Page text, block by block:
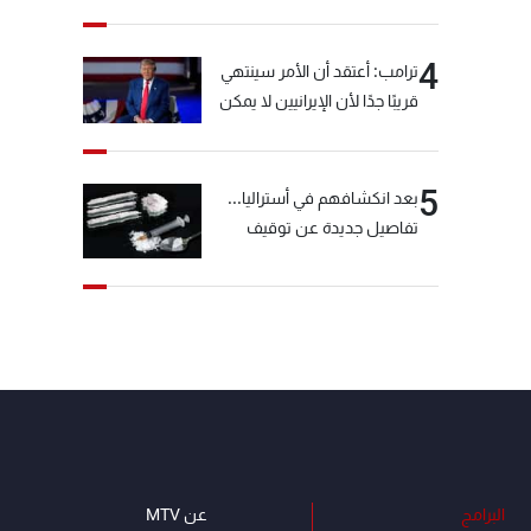
4ترامب: أعتقد أن الأمر سينتهي
قريبًا جدًا لأن الإيرانيين لا يمكن
5بعد انكشافهم في أستراليا...
تفاصيل جديدة عن توقيف
البرامج عن MTV